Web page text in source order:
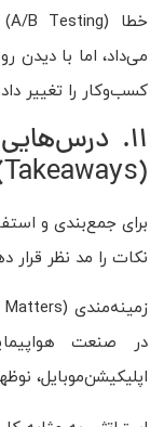
می‌داد، اما با دیدن
کسب‌وکار را تغییر
11.
(Takeaways)
برای جمع‌بندی و
نکات را مد نظر قرار
در صنعت
اپلیکیشن‌موبایل،